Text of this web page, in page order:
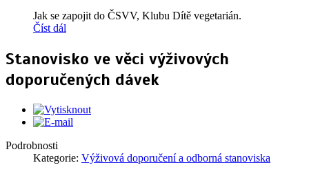
Jak se zapojit do ČSVV, Klubu Dítě vegetarián.
Číst dál
Stanovisko ve věci výživových
doporučených dávek
Podrobnosti
Kategorie: Výživová doporučení a odborná stanoviska